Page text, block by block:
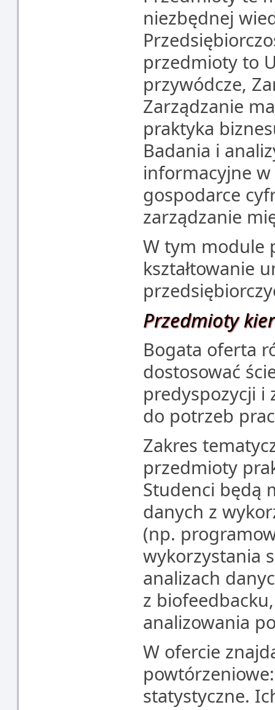
niezbędnej
przedmioty to
przywódcze,
Zarządzanie
praktyka
Badania i
informacyjne w
gospodarce
zarządzanie
W tym module
kształtowanie
Przedmioty
Bogata oferta
dostosować
predyspozycji i
do potrzeb
Zakres
przedmioty
Studenci będą
danych z
(np.
wykorzystania
analizach
z
analizowania
W ofercie
statystyczne.